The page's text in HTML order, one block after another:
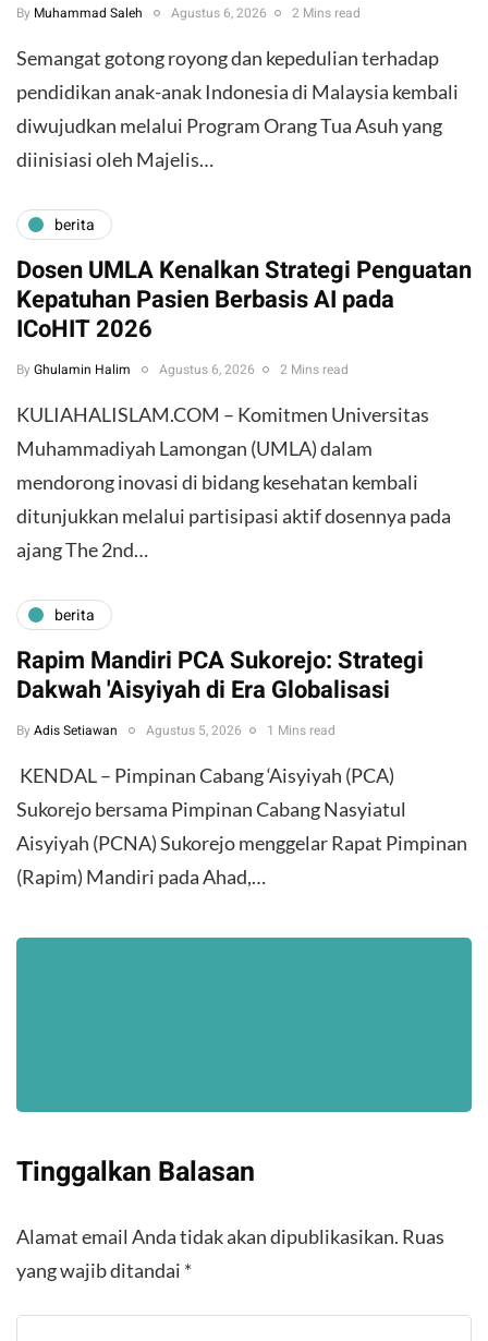
By Muhammad Saleh Agustus 6, 2026 2 Mins read
​Semangat gotong royong dan kepedulian terhadap
pendidikan anak-anak Indonesia di Malaysia kembali
diwujudkan melalui Program Orang Tua Asuh yang
diinisiasi oleh Majelis…
berita
Dosen UMLA Kenalkan Strategi Penguatan
Kepatuhan Pasien Berbasis AI pada
ICoHIT 2026
By Ghulamin Halim Agustus 6, 2026 2 Mins read
KULIAHALISLAM.COM – Komitmen Universitas
Muhammadiyah Lamongan (UMLA) dalam
mendorong inovasi di bidang kesehatan kembali
ditunjukkan melalui partisipasi aktif dosennya pada
ajang The 2nd…
berita
Rapim Mandiri PCA Sukorejo: Strategi
Dakwah 'Aisyiyah di Era Globalisasi
By Adis Setiawan Agustus 5, 2026 1 Mins read
​ KENDAL – Pimpinan Cabang ‘Aisyiyah (PCA)
Sukorejo bersama Pimpinan Cabang Nasyiatul
Aisyiyah (PCNA) Sukorejo menggelar Rapat Pimpinan
(Rapim) Mandiri pada Ahad,…
Tinggalkan Balasan
Alamat email Anda tidak akan dipublikasikan. Ruas
yang wajib ditandai *